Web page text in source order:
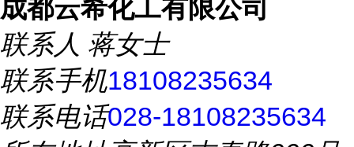
成都云希化工有限公司
联系人 蒋女士
联系手机18108235634
联系电话028-18108235634